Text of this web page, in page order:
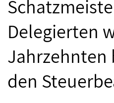
Delegierten
Jahrzehnten
den